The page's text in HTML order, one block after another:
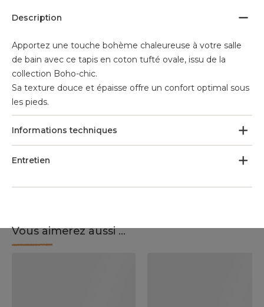
Description
Apportez une touche bohème chaleureuse à votre salle
de bain avec ce tapis en coton tufté ovale, issu de la
collection Boho-chic.
Sa texture douce et épaisse offre un confort optimal sous
les pieds.
Informations techniques
Entretien
Vous aimerez aussi ...